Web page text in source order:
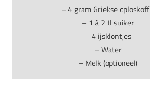
– 4 gram Griekse
– 1 á 2 tl suiker
– 4 ijsklontjes
– Water
– Melk (optioneel)